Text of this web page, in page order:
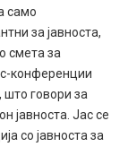
само
за јавноста,
смета за
конференции
што говори за
јавноста. Јас се
со јавноста за